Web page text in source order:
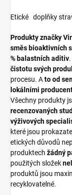
Etické doplňky
Produkty značky
směs bioaktivních
% balastních aditiv.
čistotu svých
procesu. Ato od
lokálními
Všechny produkty
recenzovaných
výživových
které jsou
etických důvodů
produktech žádný
použitých složek
produktů jsou
recyklovatelné.